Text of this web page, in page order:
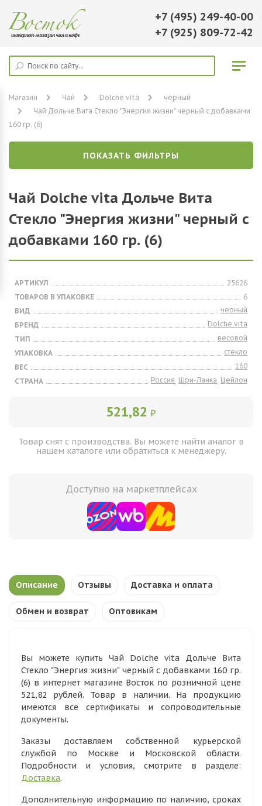
+7 (495) 249-40-00
+7 (925) 809-72-42
Магазин Чай Dolche vita
черный
Чай Дольче Вита Стекло "Энергия жизни" черный с добавками
160 гр. (6)
ПОКАЗАТЬ ФИЛЬТРЫ
Чай Dolche vita Дольче Вита
Стекло "Энергия жизни" черный с
добавками 160 гр. (6)
АРТИКУЛ
25626
ТОВАРОВ В УПАКОВКЕ
6
ВИД
черный
БРЕНД
Dolche vita
ТИП
весовой
УПАКОВКА
стекло
ВЕС
160
СТРАНА
Россия, Шри-Ланка, Цейлон
521,82 ₽
Товар снят с производства. Вы можете найти аналог в
нашем каталоге или обратиться к менеджеру.
Доступно на маркетплейсах
Описание Отзывы Доставка и оплата
Обмен и возврат Оптовикам
Вы можете купить Чай Dolche vita Дольче Вита
Стекло "Энергия жизни" черный с добавками 160 гр.
(6) в интернет магазине Восток по розничной цене
521,82 рублей. Товар в наличии. На продукцию
имеются все сертификаты и сопроводительные
документы.
Заказы доставляем собственной курьерской
службой по Москве и Московской области.
Подробности и условия, смотрите в разделе:
Доставка.
Дополнительную информацию по наличию, сроках